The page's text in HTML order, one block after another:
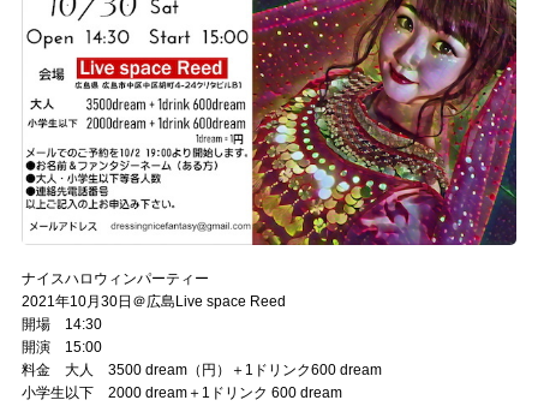
ナイスハロウィンパーティー
2021年10月30日＠広島Live space Reed
開場 14:30
開演 15:00
料金 大人 3500 dream（円）＋1ドリンク600 dream
小学生以下 2000 dream＋1ドリンク 600 dream